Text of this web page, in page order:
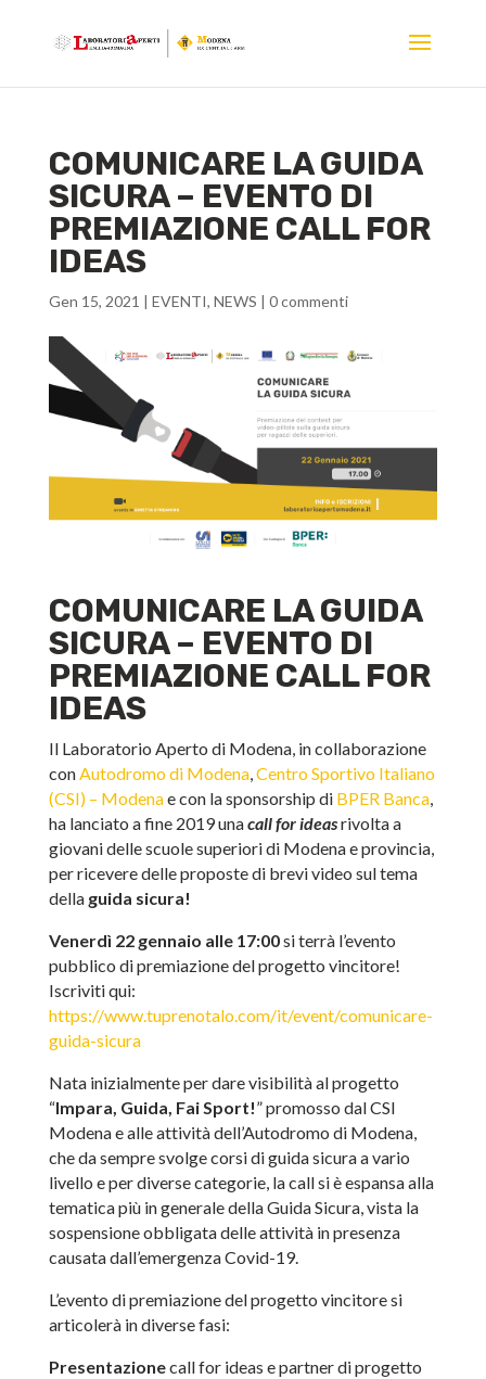
COMUNICARE LA GUIDA
SICURA – EVENTO DI
PREMIAZIONE CALL FOR
IDEAS
Gen 15, 2021 | EVENTI, NEWS | 0 commenti
COMUNICARE LA GUIDA
SICURA – EVENTO DI
PREMIAZIONE CALL FOR
IDEAS
Il Laboratorio Aperto di Modena, in collaborazione
con Autodromo di Modena, Centro Sportivo Italiano
(CSI) – Modenae con la sponsorship di BPER Banca,
ha lanciato a fine 2019 unacall for ideasrivolta a
giovani delle scuole superiori di Modena e provincia,
per ricevere delle proposte di brevi video sul tema
della guida sicura!
Venerdì 22 gennaio alle 17:00si terrà l’evento
pubblico di premiazione del progetto vincitore!
Iscriviti qui:
https://www.tuprenotalo.com/it/event/comunicare-
guida-sicura
Nata inizialmente per dare visibilità al progetto
“Impara, Guida, Fai Sport!” promosso dal CSI
Modena e alle attività dell’Autodromo di Modena,
che da sempre svolge corsi di guida sicura a vario
livello e per diverse categorie, la call si è espansa alla
tematica più in generale della Guida Sicura, vista la
sospensione obbligata delle attività in presenza
causata dall’emergenza Covid-19.
L’evento di premiazione del progetto vincitore si
articolerà in diverse fasi:
Presentazionecall for ideas e partner di progetto